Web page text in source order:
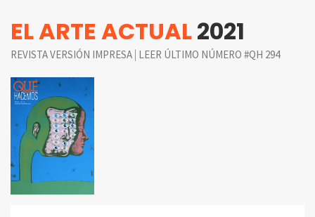
EL ARTE ACTUAL2021
REVISTA VERSIÓN IMPRESA | LEER ÚLTIMO NÚMERO #QH 294